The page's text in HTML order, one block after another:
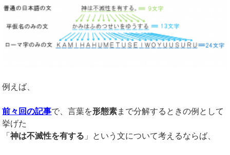
例えば、
前々回の記事で、言葉を形態素まで分解するときの例として
挙げた
「神は不滅性を有する 」という文について考えるならば、